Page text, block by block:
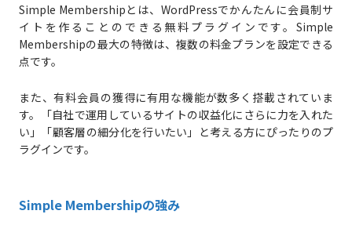
Simple Membershipとは、WordPressでかんたんに会員制サ
イトを作ることのできる無料プラグインです。Simple
Membershipの最大の特徴は、複数の料金プランを設定できる
点です。
また、有料会員の獲得に有用な機能が数多く搭載されていま
す。「自社で運用しているサイトの収益化にさらに力を入れた
い」「顧客層の細分化を行いたい」と考える方にぴったりのプ
ラグインです。
Simple Membershipの強み